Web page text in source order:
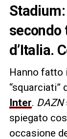
secondo
d’Italia.
Hanno fatto
“squarciati”
Inter. DAZN
spiegato
occasione